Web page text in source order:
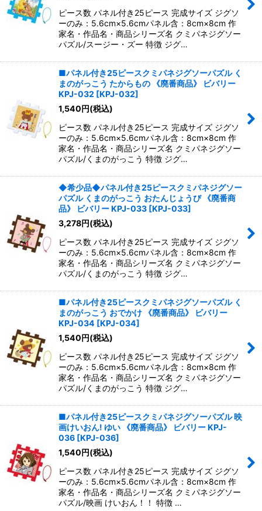
ピース数 パネル付き25ピース 完成サイズ ジグソ
ーのみ：5.6cm×5.6cmパネル含：8cm×8cm 作
家名・作品名・商品シリーズ名 クミパネジグソー
パズル/スージー・ズー 特徴 ジグ…
■パネル付き25ピースクミパネジグソーパズル く
まのがっこう たからもの 《廃番商品》 ビバリー
KPJ-032 [KPJ-032]
1,540円(税込)
ピース数 パネル付き25ピース 完成サイズ ジグソ
ーのみ：5.6cm×5.6cmパネル含：8cm×8cm 作
家名・作品名・商品シリーズ名 クミパネジグソー
パズル/くまのがっこう 特徴 ジグ…
◆希少品◆パネル付き25ピースクミパネジグソー
パズル くまのがっこう おたんじょうび 《廃番商
品》 ビバリー KPJ-033 [KPJ-033]
3,278円(税込)
ピース数 パネル付き25ピース 完成サイズ ジグソ
ーのみ：5.6cm×5.6cmパネル含：8cm×8cm 作
家名・作品名・商品シリーズ名 クミパネジグソー
パズル/くまのがっこう 特徴 ジグ…
■パネル付き25ピースクミパネジグソーパズル く
まのがっこう おでかけ 《廃番商品》 ビバリー
KPJ-034 [KPJ-034]
1,540円(税込)
ピース数 パネル付き25ピース 完成サイズ ジグソ
ーのみ：5.6cm×5.6cmパネル含：8cm×8cm 作
家名・作品名・商品シリーズ名 クミパネジグソー
パズル/くまのがっこう 特徴 ジグ…
■パネル付き25ピースクミパネジグソーパズル 映
画けいおん! ゆい 《廃番商品》 ビバリー KPJ-
036 [KPJ-036]
1,540円(税込)
ピース数 パネル付き25ピース 完成サイズ ジグソ
ーのみ：5.6cm×5.6cmパネル含：8cm×8cm 作
家名・作品名・商品シリーズ名 クミパネジグソー
パズル/映画 けいおん！！ 特徴 …